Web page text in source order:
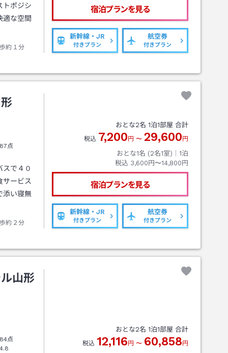
トポジシ
適な空間
約１分
宿泊プランを見る
新幹線・JR
付きプラン
航空券
付きプラン
点
で４０
ービス
い寝無
約２分
おとな2名 1泊1部屋 合計
税込 7,200 円 〜 29,600 円
おとな1名 (2名1室)｜ 1泊
税込 3,600円〜14,800円
宿泊プランを見る
新幹線・JR
付きプラン
航空券
付きプラン
山形
点
おとな2名 1泊1部屋 合計
税込 12,116 円 〜 60,858 円